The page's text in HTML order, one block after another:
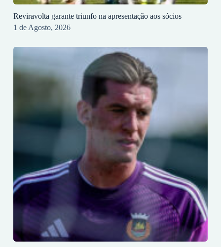
Reviravolta garante triunfo na apresentação aos sócios
1 de Agosto, 2026